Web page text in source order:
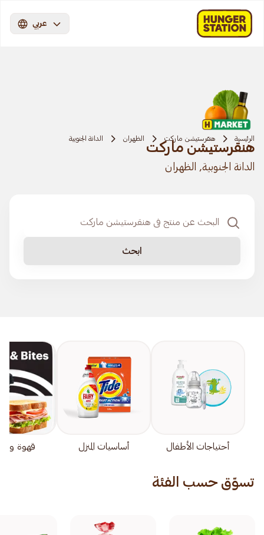
عربي
الرئيسية هنقرستيشن ماركت الظهران الدانة الجنوبية
هنقرستيشن ماركت
الدانة الجنوبية, الظهران
ابحث
أحتياجات الأطفال أساسيات المنزل قهوة
تسوّق حسب الفئة